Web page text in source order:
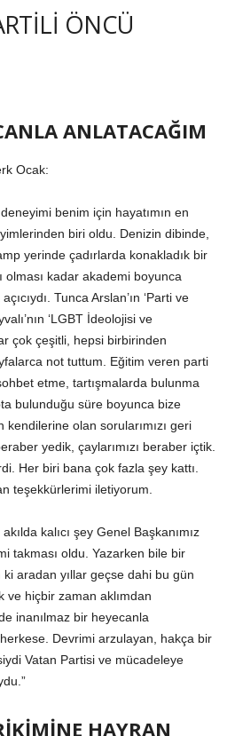
ÖNCÜ
ANLATACAĞIM
Ocak:
benim için hayatımın en
biri oldu. Denizin dibinde,
yerinde çadırlarda konakladık bir
olması kadar akademi boyunca
Tunca Arslan’ın ‘Parti ve
‘LGBT İdeolojisi ve
çok çeşitli, hepsi birbirinden
not tuttum. Eğitim veren parti
etme, tartışmalarda bulunma
bulunduğu süre boyunca bize
kendilerine olan sorularımızı geri
yedik, çaylarımızı beraber içtik.
Her biri bana çok fazla şey kattı.
teşekkürlerimi iletiyorum.
kalıcı şey Genel Başkanımız
takması oldu. Yazarken bile bir
aradan yıllar geçse dahi bu gün
ve hiçbir zaman aklımdan
inanılmaz bir heyecanla
Devrimi arzulayan, hakça bir
Vatan Partisi ve mücadeleye
HAYRAN